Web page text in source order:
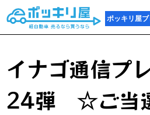
ポッキリ屋
イナゴ通信プ
24弾 ☆ご当